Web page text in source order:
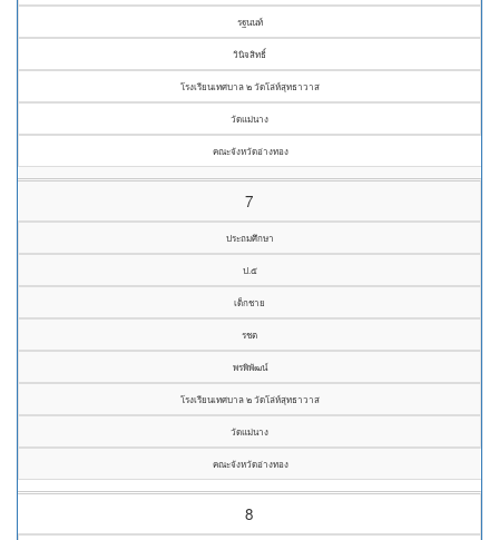
รฐนนท์
วินิจสิทธิ์
โรงเรียนเทศบาล ๒ วัดโล่ห์สุทธาวาส
วัดแม่นาง
คณะจังหวัดอ่างทอง
7
ประถมศึกษา
ป.๕
เด็กชาย
รชต
พรพิพัฒน์
โรงเรียนเทศบาล ๒ วัดโล่ห์สุทธาวาส
วัดแม่นาง
คณะจังหวัดอ่างทอง
8